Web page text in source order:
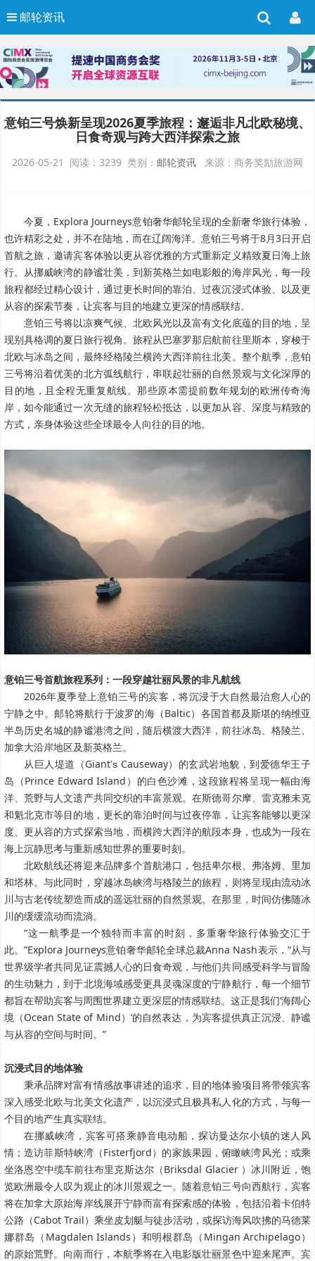
邮轮资讯
意铂三号焕新呈现2026夏季旅程：邂逅非凡北欧秘境、
日食奇观与跨大西洋探索之旅
2026-05-21 阅读：3239 类别： 邮轮资讯 来源：商务奖励旅游网
今夏，Explora Journeys意铂奢华邮轮呈现的全新奢华旅行体验，
也许精彩之处，并不在陆地，而在辽阔海洋。 意铂三号将于8月3日开启
首航之旅，邀请宾客体验以更从容优雅的方式重新定义精致夏日海上旅
行。从挪威峡湾的静谧壮美，到新英格兰如电影般的海岸风光，每一段
旅程都经过精心设计，通过更长时间的靠泊、过夜沉浸式体验、以及更
从容的探索节奏，让宾客与目的地建立更深的情感联结。
意铂三号将以凉爽气候、北欧风光以及富有文化底蕴的目的地，呈
现别具格调的夏日旅行视角。旅程从巴塞罗那启航前往里斯本，穿梭于
北欧与冰岛之间，最终经格陵兰横跨大西洋前往北美。整个航季，意铂
三号将沿着优美的北方弧线航行，串联起壮丽的自然景观与文化深厚的
目的地，且全程无重复航线。那些原本需提前数年规划的欧洲传奇海
岸，如今能通过一次无缝的旅程轻松抵达，以更加从容、深度与精致的
方式，亲身体验这些全球最令人向往的目的地。
意铂三号首航旅程系列：一段穿越壮丽风景的非凡航线
2026年夏季登上意铂三号的宾客，将沉浸于大自然最治愈人心的
宁静之中。邮轮将航行于波罗的海（Baltic）各国首都及斯堪的纳维亚
半岛历史名城的静谧港湾之间，随后横渡大西洋，前往冰岛、格陵兰、
加拿大沿岸地区及新英格兰。
从巨人堤道（Giant’s Causeway）的玄武岩地貌，到爱德华王子
岛（Prince Edward Island）的白色沙滩，这段旅程将呈现一幅由海
洋、荒野与人文遗产共同交织的丰富景观。在斯德哥尔摩、雷克雅未克
和魁北克市等目的地，更长的靠泊时间与过夜停靠，让宾客能够以更深
度、更从容的方式探索当地，而横跨大西洋的航段本身，也成为一段在
海上沉静思考与重新感知世界的重要时刻。
北欧航线还将迎来品牌多个首航港口，包括卑尔根、弗洛姆、里加
和塔林。与此同时，穿越冰岛峡湾与格陵兰的旅程，则将呈现由流动冰
川与古老传统塑造而成的遥远壮丽的自然景观。在那里，时间仿佛随冰
川的缓缓流动而流淌。
“这一航季是一个独特而丰富的时刻，多重奢华旅行体验交汇于
此。”Explora Journeys意铂奢华邮轮全球总裁Anna Nash表示，“从与
世界级学者共同见证震撼人心的日食奇观，与他们共同感受科学与冒险
的生动魅力，到于北境海域感受更具灵魂深度的宁静航行，每一个细节
都旨在帮助宾客与周围世界建立更深层的情感联结。这正是我们‘海阔心
境（Ocean State of Mind）’的自然表达，为宾客提供真正沉浸、静谧
与从容的空间与时间。”
沉浸式目的地体验
秉承品牌对富有情感故事讲述的追求，目的地体验项目将带领宾客
深入感受北欧与北美文化遗产，以沉浸式且极具私人化的方式，与每一
个目的地产生真实联结。
在挪威峡湾，宾客可搭乘静音电动船，探访曼达尔小镇的迷人风
情；造访菲斯特峡湾（Fisterfjord）的家族果园，俯瞰峡湾风光；或乘
坐洛恩空中缆车前往布里克斯达尔（Briksdal Glacier ）冰川附近，饱
览欧洲最令人叹为观止的冰川景观之一。随着意铂三号向西航行，宾客
将在加拿大原始海岸线展开宁静而富有探索感的体验，包括沿着卡伯特
公路（Cabot Trail）乘坐皮划艇与徒步活动，或探访海风吹拂的马德莱
娜群岛（Magdalen Islands）和明根群岛（Mingan Archipelago）
的原始荒野。向南而行，本航季将在入电影版壮丽景色中迎来尾声。宾